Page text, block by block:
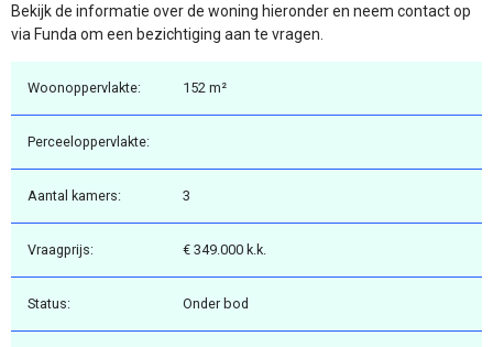
Bekijk de informatie over de woning hieronder en neem contact op
via Funda om een bezichtiging aan te vragen.
Woonoppervlakte: 152 m²
Perceeloppervlakte:
Aantal kamers: 3
Vraagprijs: € 349.000 k.k.
Status: Onder bod